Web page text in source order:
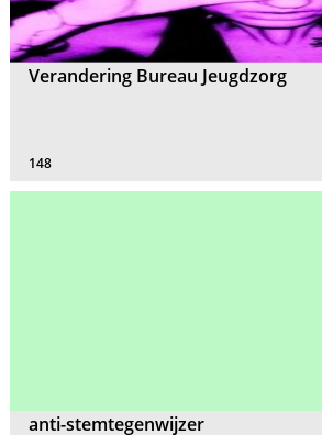
Verandering Bureau Jeugdzorg
148
anti-stemtegenwijzer